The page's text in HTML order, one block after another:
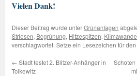
Vielen Dank!
Dieser Beitrag wurde unterGrünanlagen
Striesen, Begrünung, Hitzespitzen,
verschlagwortet. Setze ein Lesezeichen für den
← Stadt testet 2. Blitzer-Anhänger in
Tolkewitz